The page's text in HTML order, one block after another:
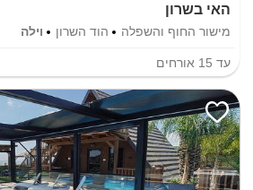
האי בשרון
מישור החוף והשפלה הוד השרון וילה
עד 15 אורחים